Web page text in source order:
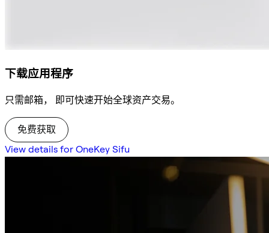
下载应用程序
只需邮箱， 即可快速开始全球资产交易。
免费获取
View details for OneKey Sifu